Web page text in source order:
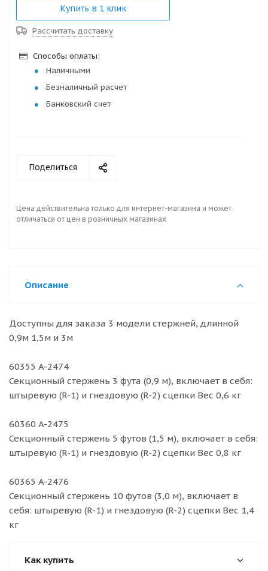
Купить в 1 клик
Рассчитать доставку
Способы оплаты:
Наличными
Безналичный расчет
Банковский счет
Поделиться
Цена действительна только для интернет-магазина и может
отличаться от цен в розничных магазинах
Описание
Доступны для заказа 3 модели стержней, длинной
0,9м 1,5м и 3м
60355 A-2474
Секционный стержень 3 фута (0,9 м), включает в себя:
штыревую (R-1) и гнездовую (R-2) сцепки Вес 0,6 кг
60360 A-2475
Секционный стержень 5 футов (1,5 м), включает в себя:
штыревую (R-1) и гнездовую (R-2) сцепки Вес 0,8 кг
60365 A-2476
Секционный стержень 10 футов (3,0 м), включает в
себя: штыревую (R-1) и гнездовую (R-2) сцепки Вес 1,4
кг
Как купить